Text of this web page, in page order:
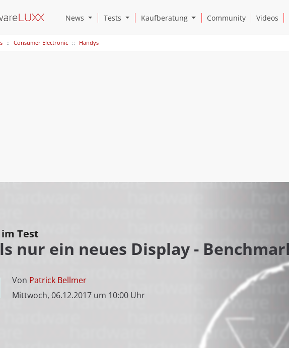
News Open News Submenu
Tests Open Tests Submenu
Kaufberatung Open Kaufberatung
Community Videos
Consumer Electronic Handys
im Test
nur ein neues Display -
Von Patrick Bellmer
Mittwoch, 06.12.2017 um 10:00 Uhr